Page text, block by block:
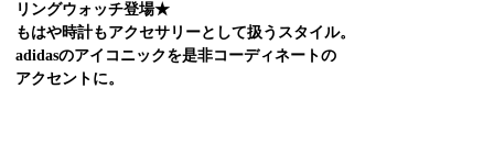
リングウォッチ登場★
もはや時計もアクセサリーとして扱うスタイル。
adidasのアイコニックを是非コーディネートの
アクセントに。